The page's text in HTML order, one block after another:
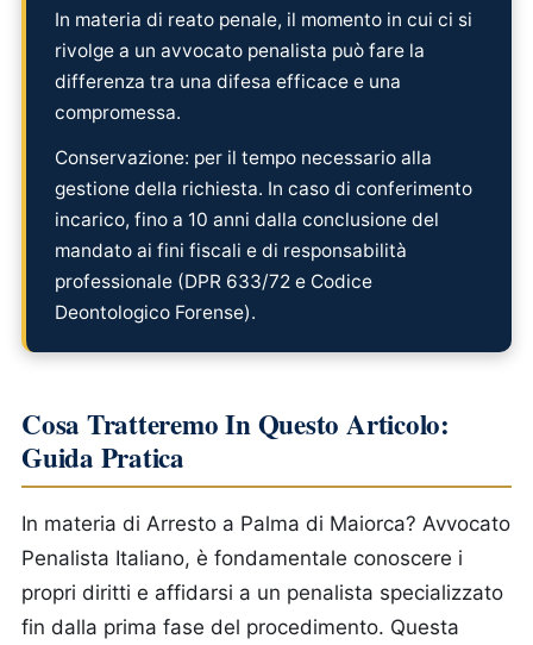
In materia di reato penale, il momento in cui ci si
rivolge a un avvocato penalista può fare la
differenza tra una difesa efficace e una
compromessa.
Conservazione: per il tempo necessario alla
gestione della richiesta. In caso di conferimento
incarico, fino a 10 anni dalla conclusione del
mandato ai fini fiscali e di responsabilità
professionale (DPR 633/72 e Codice
Deontologico Forense).
Cosa Tratteremo In Questo Articolo:
Guida Pratica
In materia di Arresto a Palma di Maiorca? Avvocato
Penalista Italiano, è fondamentale conoscere i
propri diritti e affidarsi a un penalista specializzato
fin dalla prima fase del procedimento. Questa